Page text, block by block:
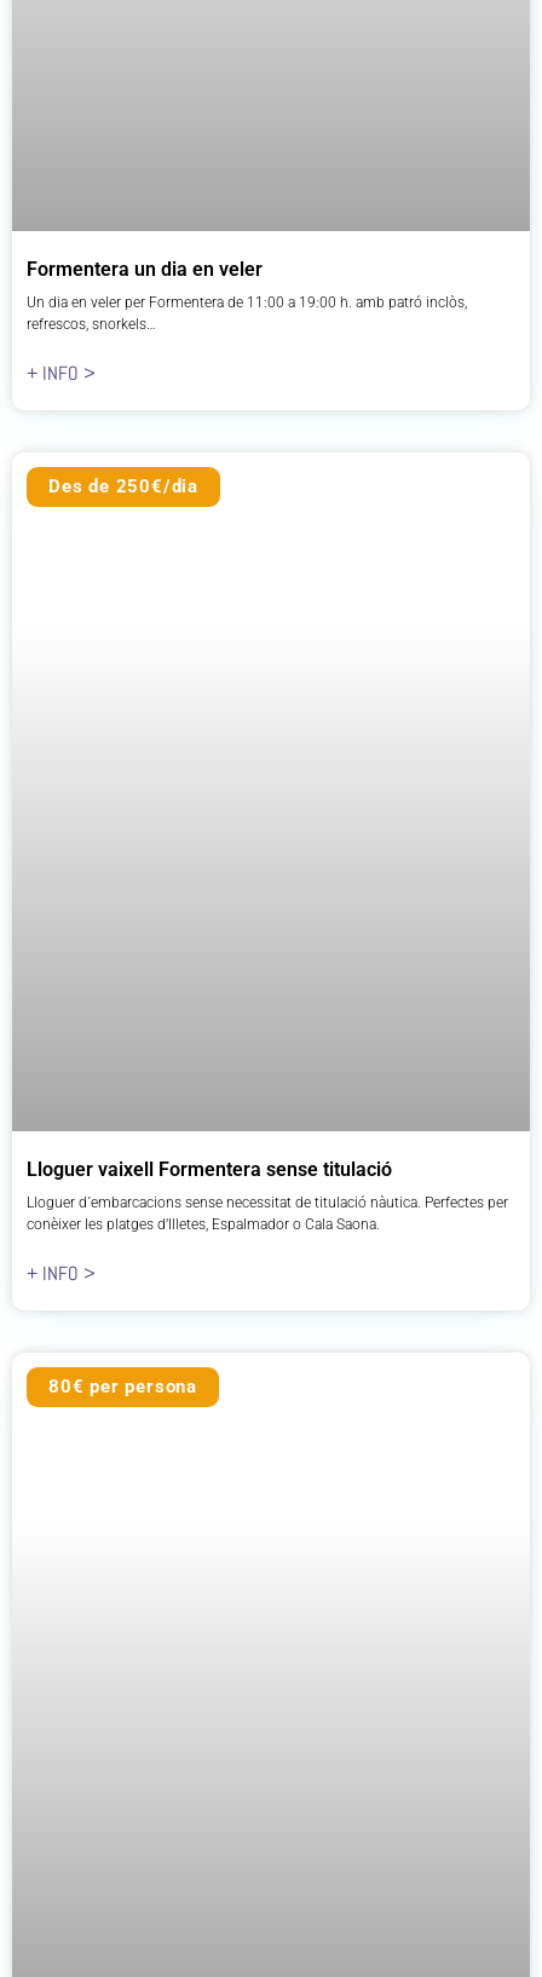
Formentera un dia en veler
Un dia en veler per Formentera de 11:00 a 19:00 h. amb patró inclòs,
refrescos, snorkels…
+ INFO >
Des de 250€/dia
Lloguer vaixell Formentera sense titulació
Lloguer d´embarcacions sense necessitat de titulació nàutica. Perfectes per
conèixer les platges d’Illetes, Espalmador o Cala Saona.
+ INFO >
80€ per persona